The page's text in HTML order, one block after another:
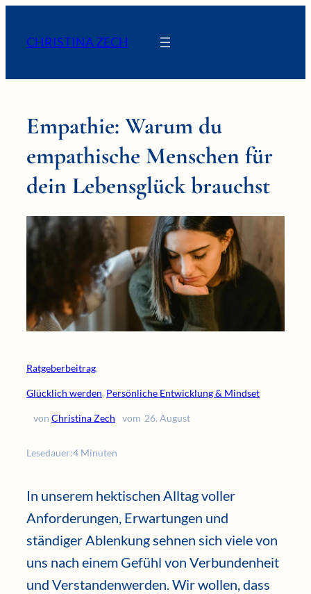
CHRISTINA ZECH
Empathie: Warum du
empathische Menschen für
dein Lebensglück brauchst
Ratgeberbeitrag,
Glücklich werden, Persönliche Entwicklung & Mindset
von Christina Zech vom 26. August
Lesedauer:4 Minuten
In unserem hektischen Alltag voller
Anforderungen, Erwartungen und
ständiger Ablenkung sehnen sich viele von
uns nach einem Gefühl von Verbundenheit
und Verstandenwerden. Wir wollen, dass